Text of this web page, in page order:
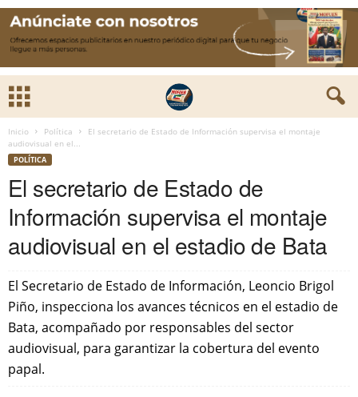
Inicio Política
El secretario de Estado de Información supervisa el montaje
audiovisual en el...
POLÍTICA
El secretario de Estado de
Información supervisa el montaje
audiovisual en el estadio de Bata
El Secretario de Estado de Información, Leoncio Brigol
Piño, inspecciona los avances técnicos en el estadio de
Bata, acompañado por responsables del sector
audiovisual, para garantizar la cobertura del evento
papal.